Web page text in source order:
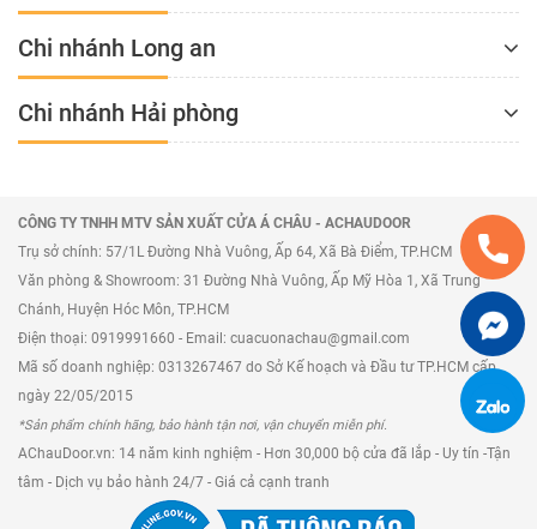
Chi nhánh Long an
Chi nhánh Hải phòng
CÔNG TY TNHH MTV SẢN XUẤT CỬA Á CHÂU - ACHAUDOOR
Trụ sở chính: 57/1L Đường Nhà Vuông, Ấp 64, Xã Bà Điểm, TP.HCM
Văn phòng & Showroom: 31 Đường Nhà Vuông, Ấp Mỹ Hòa 1, Xã Trung
Chánh, Huyện Hóc Môn, TP.HCM
Điện thoại: 0919991660 - Email: cuacuonachau@gmail.com
Mã số doanh nghiệp: 0313267467 do Sở Kế hoạch và Đầu tư TP.HCM cấp
ngày 22/05/2015
*Sản phẩm chính hãng, bảo hành tận nơi, vận chuyển miễn phí.
AChauDoor.vn: 14 năm kinh nghiệm - Hơn 30,000 bộ cửa đã lắp - Uy tín -Tận
tâm - Dịch vụ bảo hành 24/7 - Giá cả cạnh tranh